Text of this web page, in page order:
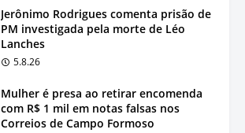
Jerônimo Rodrigues comenta prisão de
PM investigada pela morte de Léo
Lanches
5.8.26
Mulher é presa ao retirar encomenda
com R$ 1 mil em notas falsas nos
Correios de Campo Formoso